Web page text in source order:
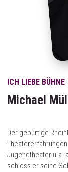
ICH LIEBE BÜHNE
Michael
Der gebürtige
Jugendtheater u.a.
schloss er seine